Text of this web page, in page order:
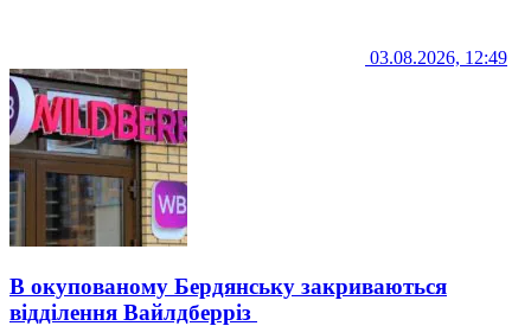
03.08.2026, 12:49
В окупованому Бердянську закриваються
відділення Вайлдберріз